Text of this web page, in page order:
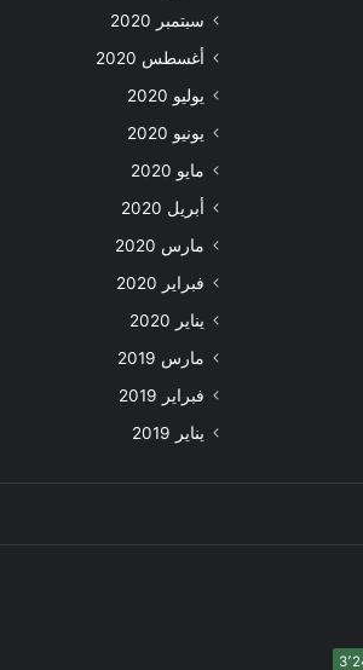
سبتمبر 2020
أغسطس 2020
يوليو 2020
يونيو 2020
مايو 2020
أبريل 2020
مارس 2020
فبراير 2020
يناير 2020
مارس 2019
فبراير 2019
يناير 2019